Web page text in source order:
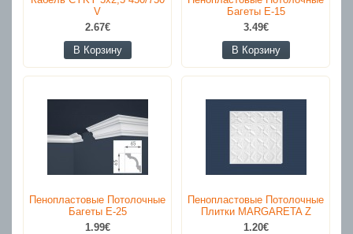
V
2.67€
В Корзину
Багеты E-15
3.49€
В Корзину
Пенопластовые Потолочные
Багеты E-25
1.99€
Пенопластовые Потолочные
Плитки MARGARETA Z
1.20€